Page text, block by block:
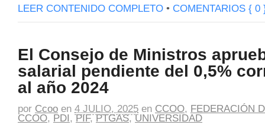
LEER CONTENIDO COMPLETO • COMENTARIOS { 0
El Consejo de Ministros
salarial pendiente del 0,5%
al año 2024
por Ccoo en 4 JULIO, 2025 en CCOO, FEDERACIÓN
CCOO, PDI ,PIF,PTGAS,UNIVERSIDAD